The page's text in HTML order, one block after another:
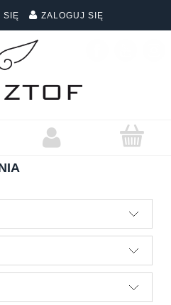
SIĘ ZALOGUJ SIĘ
ZAMÓWIEŃ